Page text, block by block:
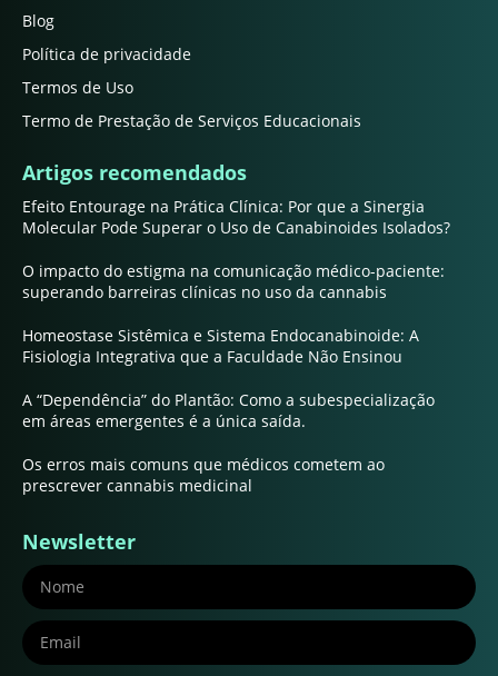
Blog
Política de privacidade
Termos de Uso
Termo de Prestação de Serviços Educacionais
Artigos recomendados
Efeito Entourage na Prática Clínica: Por que a Sinergia
Molecular Pode Superar o Uso de Canabinoides Isolados?
O impacto do estigma na comunicação médico-paciente:
superando barreiras clínicas no uso da cannabis
Homeostase Sistêmica e Sistema Endocanabinoide: A
Fisiologia Integrativa que a Faculdade Não Ensinou
A “Dependência” do Plantão: Como a subespecialização
em áreas emergentes é a única saída.
Os erros mais comuns que médicos cometem ao
prescrever cannabis medicinal
Newsletter